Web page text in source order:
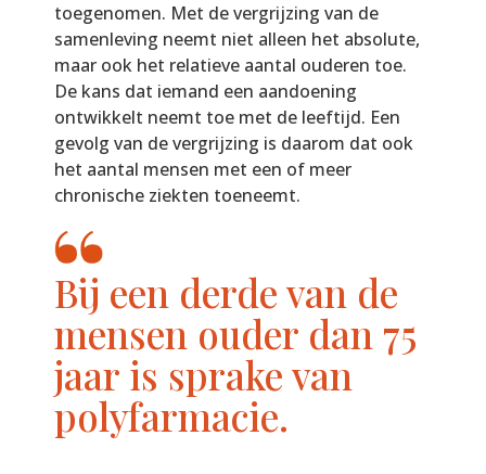
toegenomen. Met de vergrijzing van de
samenleving neemt niet alleen het absolute,
maar ook het relatieve aantal ouderen toe.
De kans dat iemand een aandoening
ontwikkelt neemt toe met de leeftijd. Een
gevolg van de vergrijzing is daarom dat ook
het aantal mensen met een of meer
chronische ziekten toeneemt.
Bij een derde van de
mensen ouder dan 75
jaar is sprake van
polyfarmacie.